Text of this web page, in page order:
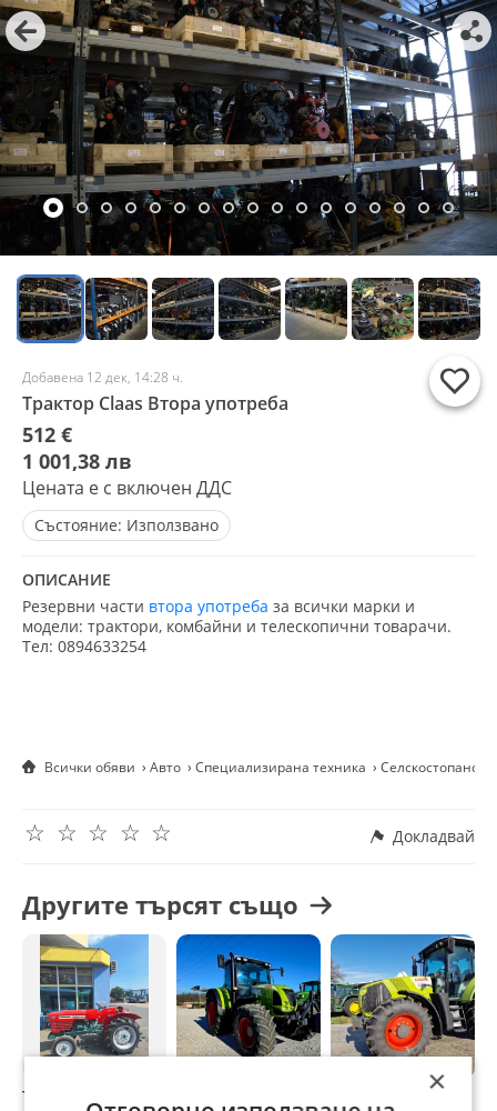
Добавена 12 дек, 14:28 ч.
Трактор Claas Втора употреба
512 €
1 001,38 лв
Цената е с включен ДДС
Състояние: Използвано
ОПИСАНИЕ
Резервни части втора употреба за всички марки и
модели: трактори, комбайни и телескопични товарачи.
Тел: 0894633254
Всички обяви Авто Специализирана техника Селскостопанска
☆
☆
☆
☆
☆ Докладвай
Другите търсят също
Трактор Yanmar ×